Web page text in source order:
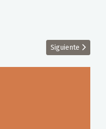
Artículo
Siguiente